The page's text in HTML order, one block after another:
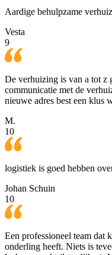
Aardige behulpzame
Vesta
9
De verhuizing is van a tot z
communicatie met de
nieuwe adres best een klus
M.
10
logistiek is goed hebben
Johan Schuin
10
Een professioneel team dat
onderling heeft. Niets is